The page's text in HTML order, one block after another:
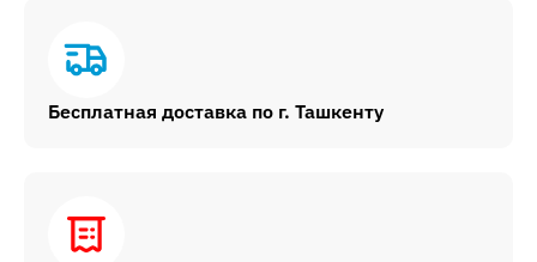
Бесплатная доставка по г. Ташкенту